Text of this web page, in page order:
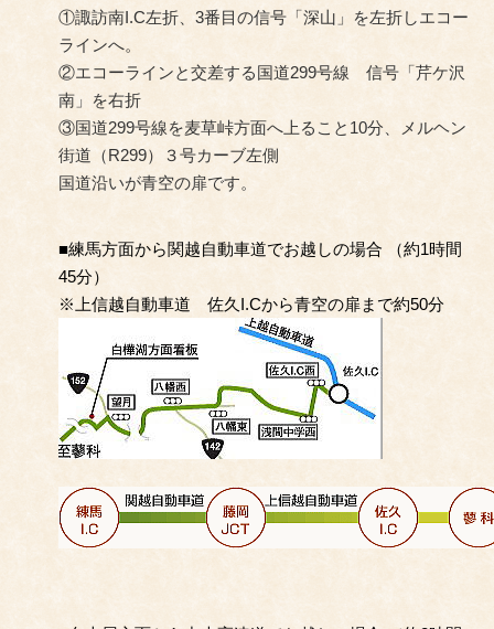
①諏訪南I.C左折、3番目の信号「深山」を左折しエコー
ラインへ。
②エコーラインと交差する国道299号線 信号「芹ケ沢
南」を右折
③国道299号線を麦草峠方面へ上ること10分、メルヘン
街道（R299）３号カーブ左側
国道沿いが青空の扉です。
■練馬方面から関越自動車道でお越しの場合 （約1時間
45分）
※上信越自動車道 佐久I.Cから青空の扉まで約50分